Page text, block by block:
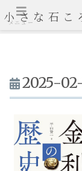
小さな石こ
2025-
メニュー